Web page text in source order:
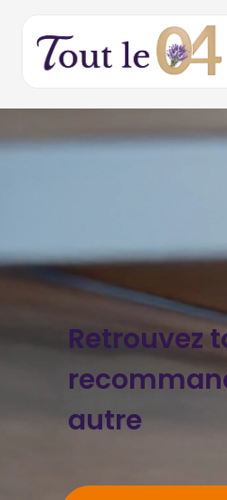
Retrouvez
autre